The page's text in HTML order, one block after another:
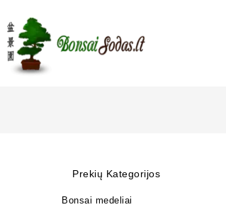
Prekių Kategorijos
Bonsai medeliai